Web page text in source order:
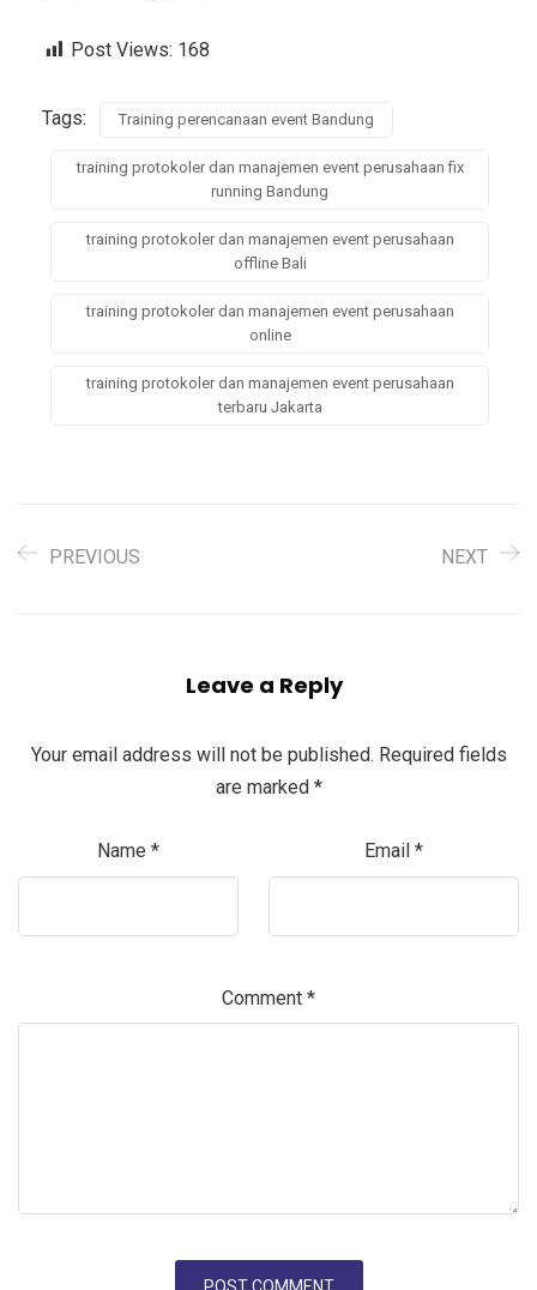
Post Views: 168
Tags: Training perencanaan event Bandung
training protokoler dan manajemen event perusahaan fix
running Bandung
training protokoler dan manajemen event perusahaan
offline Bali
training protokoler dan manajemen event perusahaan
online
training protokoler dan manajemen event perusahaan
terbaru Jakarta
PREVIOUS NEXT
Leave a Reply
Your email address will not be published. Required fields
are marked *
Name * Email *
Comment *